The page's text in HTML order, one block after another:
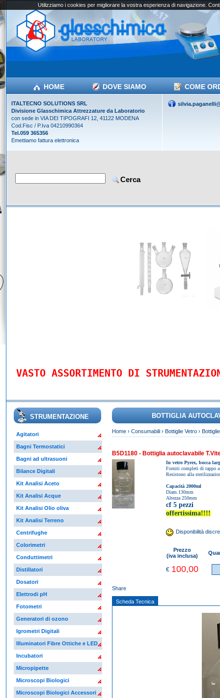
HOME DOVE SIAMO COME
ITALTECNO SOLUTIONS SRL
Divisione Glasschimica Attrezzature da Laboratorio
con sede in VIA DEI TIPOGRAFI 12, 41122 MODENA
Cod.Fisc / P.Iva 04210990364
Tel.059 365356
Emettiamo fattura elettronica
VASTO ASSORTIMENTO DI
STRUMENTAZIONE
Agitatori
Bagni Termostatici
Bagni ad ultrasuoni
Bilance Digitali
Kit Analisi Aceto
Kit Analisi Acque
Kit Analisi Olio oliva
Kit Analisi Terreno
Centrifughe
Colorimetri
Conduttimetri
Distillatori
Dosatori
Elettrodi pH
Fotometri
Generatori di ozono
Igrometri Digitali
Illuminatori Fibre Ottiche e LED
Incubatori
Micropipette
Microscopi Biologici
Microscopi Biologici Accessori
BOTTIGLIA
Home› Consumabili› Bottiglie Vetro›
B5D1180 - Bottiglia autoclavabile
In vetro Pyrex, bocca
Forniti completi di tappo
Resistono alla
Capacità 2000ml
Diam.130mm
Altezza 250mm
cf 5 pezzi
offertissima!!!!
Disponibilità
Prezzo
(iva inclusa)
€ 100,00
Share
Scheda Tecnica
Utilizziamo i cookies per migliorare la vostra esperienza di navigazione.